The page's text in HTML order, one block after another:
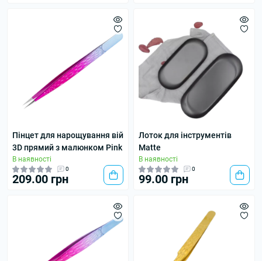
Пінцет для нарощування вій
3D прямий з малюнком Pink
В наявності
0
209.00 грн
Лоток для інструментів
Matte
В наявності
0
99.00 грн